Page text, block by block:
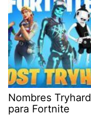
Nombres Tryhard
para Fortnite